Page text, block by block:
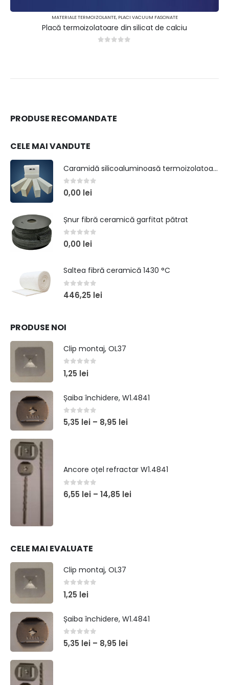
MATERIALE TERMOIZOLANTE, PLACI VACUUM FASONATE
Placă termoizolatoare din silicat de calciu
PRODUSE RECOMANDATE
CELE MAI VANDUTE
Caramidă silicoaluminoasă termoizolatoare tip JM 26 (GR 26)
0 out of 5
0,00 lei
Șnur fibră ceramică garfitat pătrat
0 out of 5
0,00 lei
Saltea fibră ceramică 1430 °C
0 out of 5
446,25 lei
PRODUSE NOI
Clip montaj, OL37
0 out of 5
1,25 lei
Șaiba închidere, W1.4841
0 out of 5
5,35 lei – 8,95 lei
Ancore oțel refractar W1.4841
0 out of 5
6,55 lei – 14,85 lei
CELE MAI EVALUATE
Clip montaj, OL37
0 out of 5
1,25 lei
Șaiba închidere, W1.4841
0 out of 5
5,35 lei – 8,95 lei